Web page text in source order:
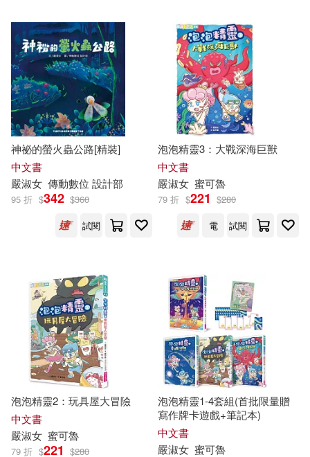
神祕的螢火蟲公路[精裝]
中文書
嚴淑女 傳動數位 設計部
95 折 $342 $360
試閱
泡泡精靈3：大戰深海巨獸
中文書
嚴淑女 蜜可魯
79 折 $221 $280
電
試閱
泡泡精靈2：玩具屋大冒險
中文書
嚴淑女 蜜可魯
79 折 $221 $280
泡泡精靈1-4套組(首批限量贈
寫作牌卡遊戲+筆記本)
中文書
嚴淑女 蜜可魯